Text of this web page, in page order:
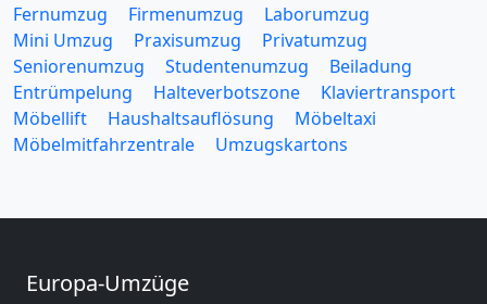
Fernumzug
Firmenumzug
Laborumzug
Mini Umzug
Praxisumzug
Privatumzug
Seniorenumzug
Studentenumzug
Beiladung
Entrümpelung
Halteverbotszone
Klaviertransport
Möbellift
Haushaltsauflösung
Möbeltaxi
Möbelmitfahrzentrale
Umzugskartons
Europa-Umzüge